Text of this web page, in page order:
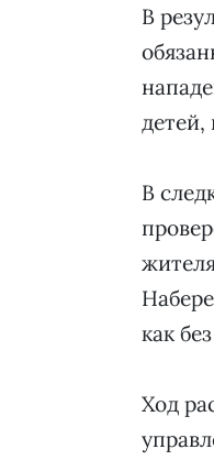
В
детей,
В
как
Ход